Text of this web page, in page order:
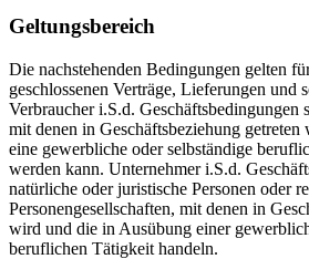
Geltungsbereich
Die nachstehenden Bedingungen gelten
geschlossenen Verträge, Lieferungen und
Verbraucher i.S.d. Geschäftsbedingungen
mit denen in Geschäftsbeziehung getreten
eine gewerbliche oder selbständige
werden kann. Unternehmer i.S.d.
natürliche oder juristische Personen oder
Personengesellschaften, mit denen in
wird und die in Ausübung einer
beruflichen Tätigkeit handeln.